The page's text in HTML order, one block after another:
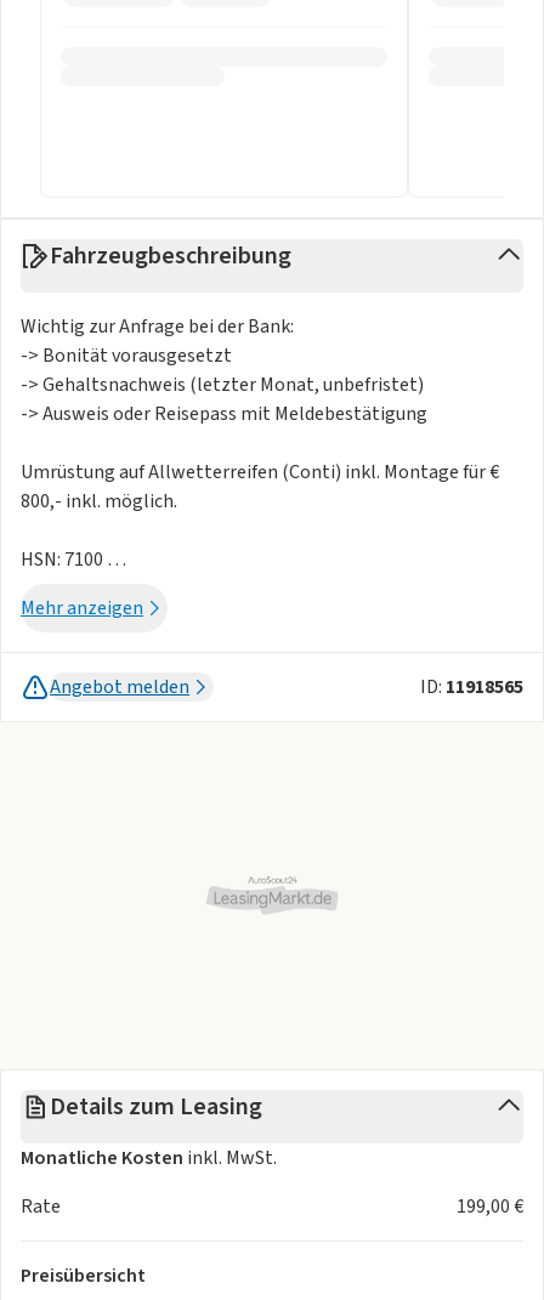
Fahrzeugbeschreibung
Wichtig zur Anfrage bei der Bank:
-> Bonität vorausgesetzt
-> Gehaltsnachweis (letzter Monat, unbefristet)
-> Ausweis oder Reisepass mit Meldebestätigung
Umrüstung auf Allwetterreifen (Conti) inkl. Montage für €
800,- inkl. möglich.
HSN: 7100
Zustellmöglichkeit!
Unser aktuelles Angebot: Honda ZR-V 2.0 e:HEV Elegance
• Zubehör wie Allwetterreifen, Winterkompletträder,
verfügbar.
Mehr anzeigen
Angebot melden ID: 11918565
Details zum Leasing
Monatliche Kosten inkl. MwSt.
Rate
199,00 €
Preisübersicht